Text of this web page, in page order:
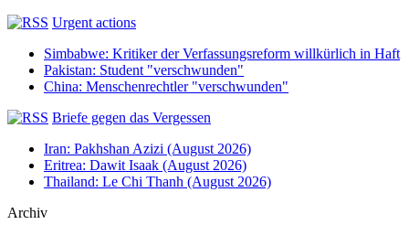
Urgent actions
Simbabwe: Kritiker der Verfassungsreform willkürlich in Haft
Pakistan: Student "verschwunden"
China: Menschenrechtler "verschwunden"
Briefe gegen das Vergessen
Iran: Pakhshan Azizi (August 2026)
Eritrea: Dawit Isaak (August 2026)
Thailand: Le Chi Thanh (August 2026)
Archiv